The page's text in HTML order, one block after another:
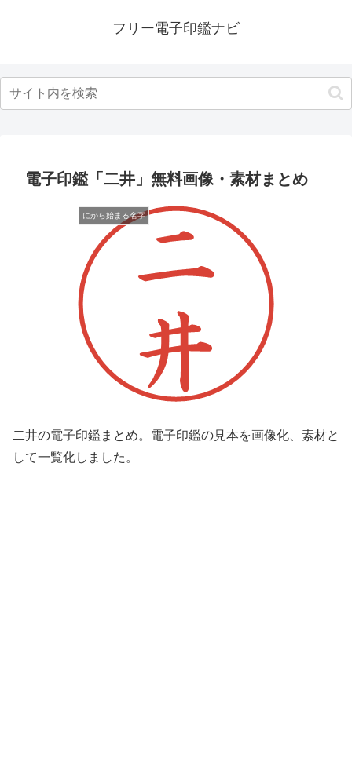
フリー電子印鑑ナビ
電子印鑑「二井」無料画像・素材まとめ
にから始まる名字
二井の電子印鑑まとめ。電子印鑑の見本を画像化、素材と
して一覧化しました。